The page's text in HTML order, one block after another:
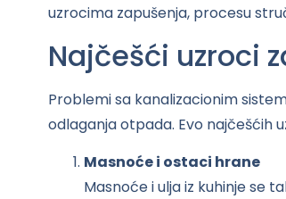
uzrocima zapušenja, procesu
Najčešći uzroci
Problemi sa kanalizacionim
odlaganja otpada. Evo najčešćih
Masnoće i ostaci hrane
Masnoće i ulja iz kuhinje se